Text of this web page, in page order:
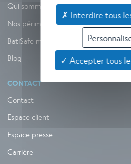
Qui sommes-nous ?
Nos périmètres d’action
BatiSafe mag
Blog
CONTACT
Contact
Espace client
Espace presse
Carrière
✗ Interdire tous
✓ Accepter tous